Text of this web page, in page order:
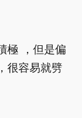
極 ，但是偏
很容易就劈